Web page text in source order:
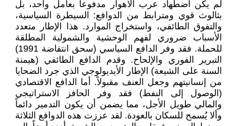
لم يكن اضطهاد عرب الأهوار مدفوعاً بعامل واحد، بل
بثالوث قوي ومترابط من الدوافع: السيطرة السياسية،
والتفوق الطائفي، واستخراج الموارد. هذا الإطار متعدد
الأسباب ضروري لفهم الوحشية والشمولية المطلقة
للحملة. فقد وفر الدافع السياسي (سحق انتفاضة 1991)
التبرير الفوري والإلحاح. وقدم الدافع الطائفي (هيمنة
السنة على الشيعة) الإطار الأيديولوجي الذي جرد الضحايا
من إنسانيتهم وجعل العنف مقبولاً. أما الدافع الاقتصادي
(الوصول إلى النفط) فقد وفر الحافز الاستراتيجي
والمالي طويل الأجل، مما يضمن أن يكون التدمير دائماً
وألا يُسمح للسكان بالعودة. لقد عززت هذه الدوافع الثلاثة